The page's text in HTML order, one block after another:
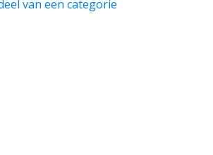
van een categorie